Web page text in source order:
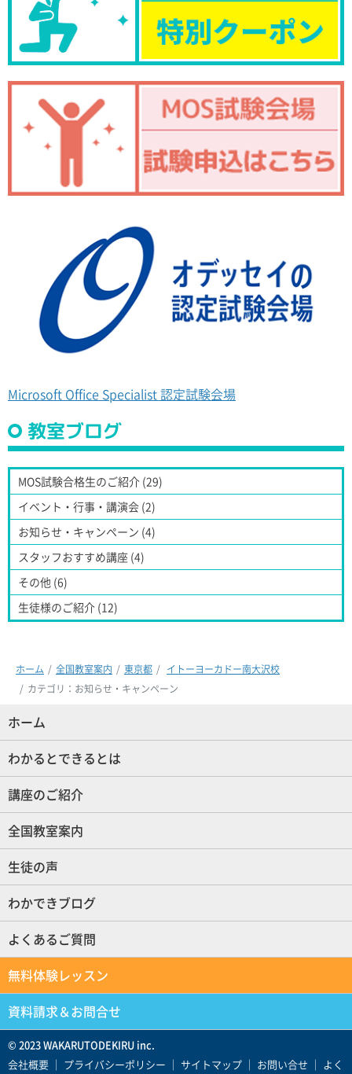
Microsoft Office Specialist 認定試験会場
教室ブログ
MOS試験合格生のご紹介 (29)
イベント・行事・講演会 (2)
お知らせ・キャンペーン (4)
スタッフおすすめ講座 (4)
その他 (6)
生徒様のご紹介 (12)
ホーム 全国教室案内 東京都
イトーヨーカドー南大沢校
カテゴリ：お知らせ・キャンペーン
ホーム
わかるとできるとは
講座のご紹介
全国教室案内
生徒の声
わかできブログ
よくあるご質問
無料体験レッスン
資料請求＆お問合せ
© 2023 WAKARUTODEKIRU inc.
会社概要 ｜ プライバシーポリシー ｜ サイトマップ ｜ お問い合せ ｜ よく